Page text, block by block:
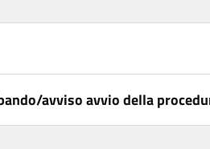
avviso avvio della